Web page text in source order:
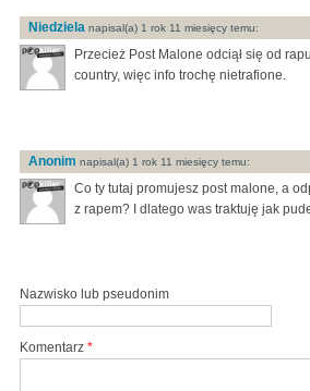
Niedziela napisal(a) 1 rok 11 miesięcy temu:
Przecież Post Malone odciął się od
country, więc info trochę nietrafione.
Anonim napisal(a) 1 rok 11 miesięcy temu:
Co ty tutaj promujesz post malone, a
z rapem? I dlatego was traktuję jak
Nazwisko lub pseudonim
Komentarz *